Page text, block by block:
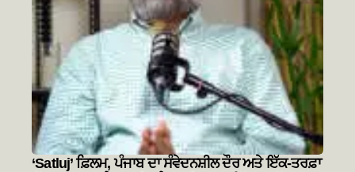
‘Satluj’ ਫ਼ਿਲਮ, ਪੰਜਾਬ ਦਾ ਸੰਵੇਦਨਸ਼ੀਲ ਦੌਰ ਅਤੇ ਇੱਕ-ਤਰਫ਼ਾ